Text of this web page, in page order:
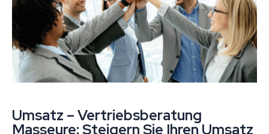
Umsatz – Vertriebsberatung
Masseure: Steigern Sie Ihren Umsatz